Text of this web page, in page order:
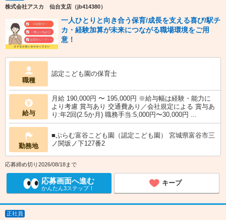
株式会社アスカ 仙台支店（jb414380）
一人ひとりと向き合う保育/成長を支える喜び/駅チ
カ・経験加算が未来につながる職場環境をご用
意！
職種
認定こども園の保育士
給与
月給 190,000円 〜 195,000円 ※給与幅は経験・能力に
より考慮 賞与あり 交通費あり／会社規定による 賞与あ
り:年2回(2.5か月) 職務手当:5,000円〜30,000円 ...
勤務地
■ぷらむ富谷こども園（認定こども園） 宮城県富谷市三
ノ関坂ノ下127番2
応募締め切り2026/08/18まで
応募画面へ進む
かんたん3ステップ！
キープ
正社員